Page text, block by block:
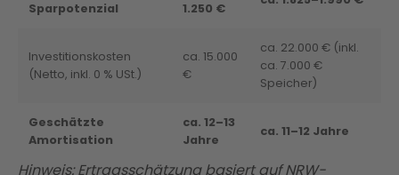
Sparpotenzial 1.250 €
Investitionskosten
(Netto, inkl. 0 % USt.)
ca. 15.000
€
ca. 22.000 € (inkl.
ca. 7.000 €
Speicher)
Geschätzte
Amortisation
ca. 12–13
Jahre
ca. 11–12 Jahre
Hinweis: Ertragsschätzung basiert auf NRW-